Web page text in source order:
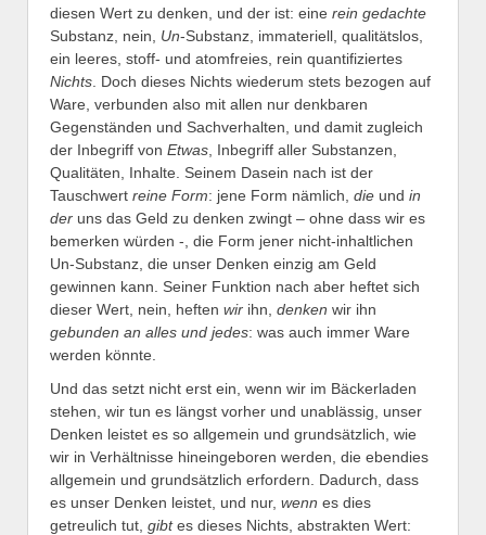
diesen Wert zu denken, und der ist: eine rein gedachte
Substanz, nein, Un-Substanz, immateriell, qualitätslos,
ein leeres, stoff- und atomfreies, rein quantifiziertes
Nichts . Doch dieses Nichts wiederum stets bezogen auf
Ware, verbunden also mit allen nur denkbaren
Gegenständen und Sachverhalten, und damit zugleich
der Inbegriff von Etwas , Inbegriff aller Substanzen,
Qualitäten, Inhalte. Seinem Dasein nach ist der
Tauschwert reine Form: jene Form nämlich, die und in
der uns das Geld zu denken zwingt – ohne dass wir es
bemerken würden -, die Form jener nicht-inhaltlichen
Un-Substanz, die unser Denken einzig am Geld
gewinnen kann. Seiner Funktion nach aber heftet sich
dieser Wert, nein, heften wir ihn, denken wir ihn
gebunden an alles und jedes: was auch immer Ware
werden könnte.
Und das setzt nicht erst ein, wenn wir im Bäckerladen
stehen, wir tun es längst vorher und unablässig, unser
Denken leistet es so allgemein und grundsätzlich, wie
wir in Verhältnisse hineingeboren werden, die ebendies
allgemein und grundsätzlich erfordern. Dadurch, dass
es unser Denken leistet, und nur, wenn es dies
getreulich tut, gibtes dieses Nichts, abstrakten Wert: